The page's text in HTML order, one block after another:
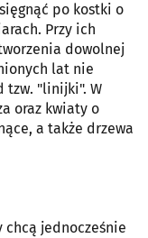
po kostki o
Przy ich
dowolnej
lat nie
tzw. "linijki". W
oraz kwiaty o
a także drzewa
jednocześnie